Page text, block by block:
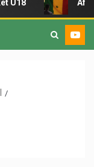
Afrobasket